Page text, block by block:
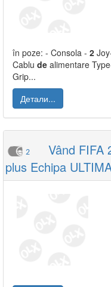
în poze: - Consola - 2
Cablu de alimentare
Grip...
Детали...
2
Vând FIFA
plus Echipa